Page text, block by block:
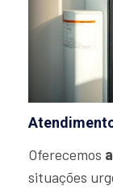
Oferecemos
situações